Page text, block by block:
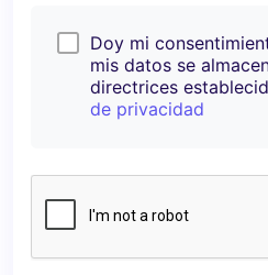
Doy mi
mis datos se
directrices
de privacidad